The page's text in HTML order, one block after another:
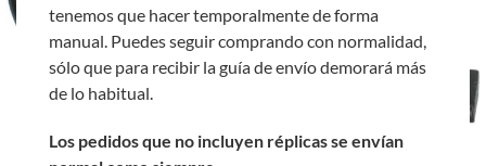
tenemos que hacer temporalmente de forma
manual. Puedes seguir comprando con normalidad,
sólo que para recibir la guía de envío demorará más
de lo habitual.
Los pedidos que no incluyen réplicas se envían